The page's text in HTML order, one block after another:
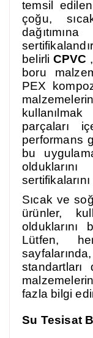
temsil
çoğu,
belirli CPVC ,
boru
PEX
parçaları
performans
bu
sertifikalarını
Sıcak ve
ürünler,
olduklarını
Lütfen,
fazla bilgi
Su Tesisat